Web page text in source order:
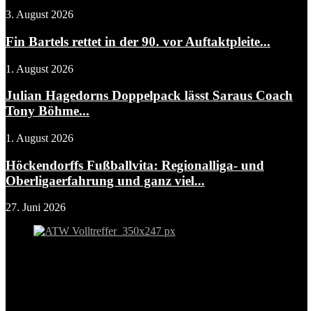
3. August 2026
Fin Bartels rettet in der 90. vor Auftaktpleite...
1. August 2026
Julian Hagedorns Doppelpack lässt Saraus Coach
Tony Böhme...
1. August 2026
Höckendorffs Fußballvita: Regionalliga- und
Oberligaerfahrung und ganz viel...
27. Juni 2026